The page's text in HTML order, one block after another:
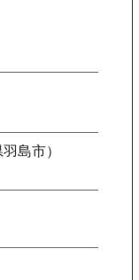
島市）